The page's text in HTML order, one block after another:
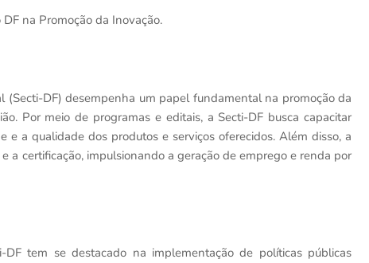
na Promoção da Inovação.
(Secti-DF) desempenha um papel fundamental na promoção da
Por meio de programas e editais, a Secti-DF busca capacitar
a qualidade dos produtos e serviços oferecidos. Além disso, a
a certificação, impulsionando a geração de emprego e renda por
tem se destacado na implementação de políticas públicas